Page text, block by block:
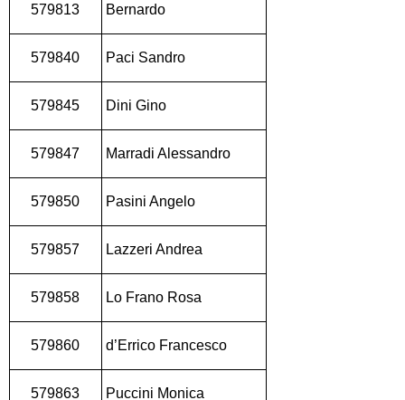
579813
Bernardo
579840 Paci Sandro
579845 Dini Gino
579847 Marradi Alessandro
579850 Pasini Angelo
579857 Lazzeri Andrea
579858 Lo Frano Rosa
579860 d’Errico Francesco
579863 Puccini Monica